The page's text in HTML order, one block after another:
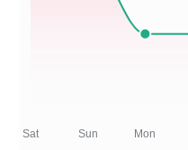
Sat Sun Mon